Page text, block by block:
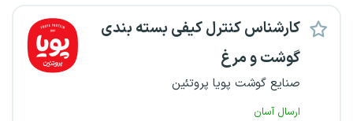
کارشناس کنترل کیفی بسته بندی
گوشت و مرغ
صنایع گوشت پویا پروتئین
ارسال آسان